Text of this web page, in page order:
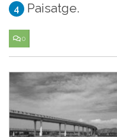
4 Paisatge.
0